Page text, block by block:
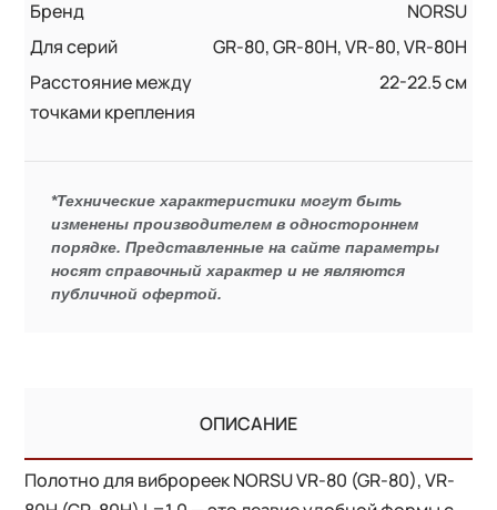
Бренд
NORSU
Для серий
GR-80, GR-80H, VR-80, VR-80H
Расстояние между
точками крепления
22-22.5 см
*Технические характеристики могут быть
изменены производителем в одностороннем
порядке. Представленные на сайте параметры
носят справочный характер и не являются
публичной офертой.
ОПИСАНИЕ
Полотно для виброреек NORSU VR-80 (GR-80), VR-